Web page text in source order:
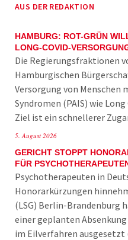
AUS DER REDAKTION
HAMBURG: ROT-GRÜN
LONG-COVID-
Die Regierungsfraktionen
Hamburgischen
Versorgung von
Syndromen (PAIS) wie Long
Ziel ist ein schnellerer
5. August 2026
GERICHT STOPPT
FÜR
Psychotherapeuten in
Honorarkürzungen
(LSG) Berlin-Brandenburg
einer geplanten
im Eilverfahren